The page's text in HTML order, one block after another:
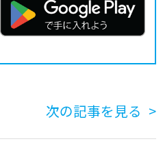
次の記事を見る